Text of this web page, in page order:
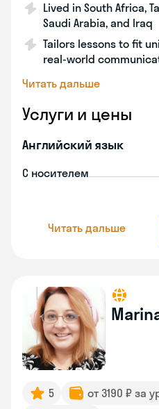
Lived in South Africa,
Saudi Arabia, and Iraq
Tailors lessons to fit
real-world
Читать дальше
Услуги и цены
Английский язык
С носителем
Читать дальше
5 от 3190 ₽ за